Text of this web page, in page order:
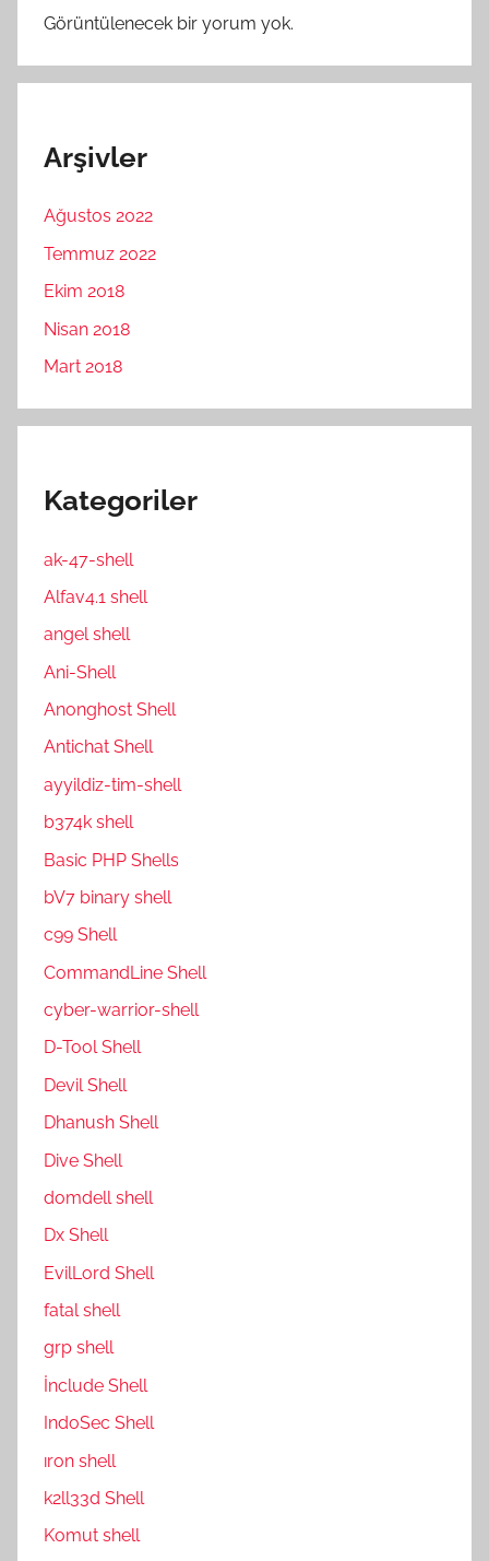
Görüntülenecek bir yorum yok.
Arşivler
Ağustos 2022
Temmuz 2022
Ekim 2018
Nisan 2018
Mart 2018
Kategoriler
ak-47-shell
Alfav4.1 shell
angel shell
Ani-Shell
Anonghost Shell
Antichat Shell
ayyildiz-tim-shell
b374k shell
Basic PHP Shells
bV7 binary shell
c99 Shell
CommandLine Shell
cyber-warrior-shell
D-Tool Shell
Devil Shell
Dhanush Shell
Dive Shell
domdell shell
Dx Shell
EvilLord Shell
fatal shell
grp shell
İnclude Shell
IndoSec Shell
ıron shell
k2ll33d Shell
Komut shell